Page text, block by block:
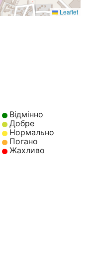
Leaflet
Відмінно
Добре
Нормально
Погано
Жахливо